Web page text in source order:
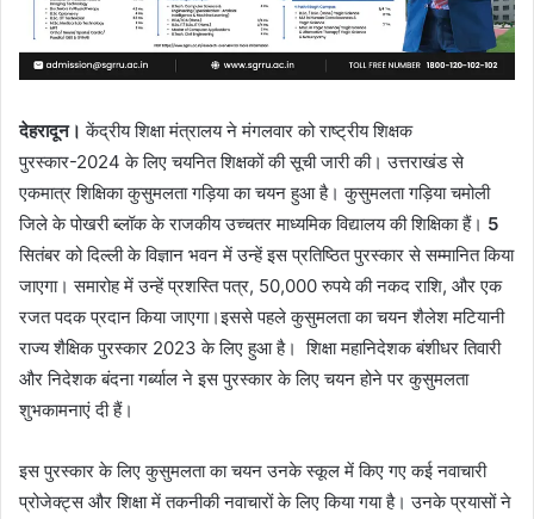
देहरादून। केंद्रीय शिक्षा मंत्रालय ने मंगलवार को राष्ट्रीय शिक्षक
पुरस्कार-2024 के लिए चयनित शिक्षकों की सूची जारी की। उत्तराखंड से
एकमात्र शिक्षिका कुसुमलता गड़िया का चयन हुआ है। कुसुमलता गड़िया चमोली
जिले के पोखरी ब्लॉक के राजकीय उच्चतर माध्यमिक विद्यालय की शिक्षिका हैं। 5
सितंबर को दिल्ली के विज्ञान भवन में उन्हें इस प्रतिष्ठित पुरस्कार से सम्मानित किया
जाएगा। समारोह में उन्हें प्रशस्ति पत्र, 50,000 रुपये की नकद राशि, और एक
रजत पदक प्रदान किया जाएगा।इससे पहले कुसुमलता का चयन शैलेश मटियानी
राज्य शैक्षिक पुरस्कार 2023 के लिए हुआ है। शिक्षा महानिदेशक बंशीधर तिवारी
और निदेशक बंदना गर्ब्याल ने इस पुरस्कार के लिए चयन होने पर कुसुमलता
शुभकामनाएं दी हैं।
इस पुरस्कार के लिए कुसुमलता का चयन उनके स्कूल में किए गए कई नवाचारी
प्रोजेक्ट्स और शिक्षा में तकनीकी नवाचारों के लिए किया गया है। उनके प्रयासों ने